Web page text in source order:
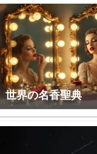
世界の名香聖典